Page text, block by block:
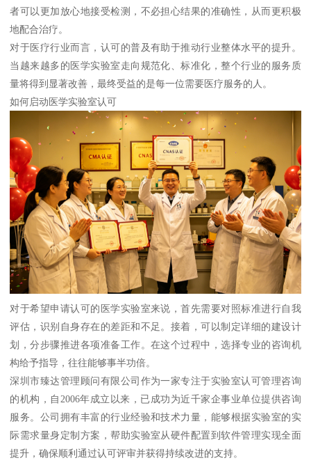
者可以更加放心地接受检测，不必担心结果的准确性，从而更积极
地配合治疗。
对于医疗行业而言，认可的普及有助于推动行业整体水平的提升。
当越来越多的医学实验室走向规范化、标准化，整个行业的服务质
量将得到显著改善，最终受益的是每一位需要医疗服务的人。
如何启动医学实验室认可
对于希望申请认可的医学实验室来说，首先需要对照标准进行自我
评估，识别自身存在的差距和不足。接着，可以制定详细的建设计
划，分步骤推进各项准备工作。在这个过程中，选择专业的咨询机
构给予指导，往往能够事半功倍。
深圳市臻达管理顾问有限公司作为一家专注于实验室认可管理咨询
的机构，自2006年成立以来，已成功为近千家企事业单位提供咨询
服务。公司拥有丰富的行业经验和技术力量，能够根据实验室的实
际需求量身定制方案，帮助实验室从硬件配置到软件管理实现全面
提升，确保顺利通过认可评审并获得持续改进的支持。